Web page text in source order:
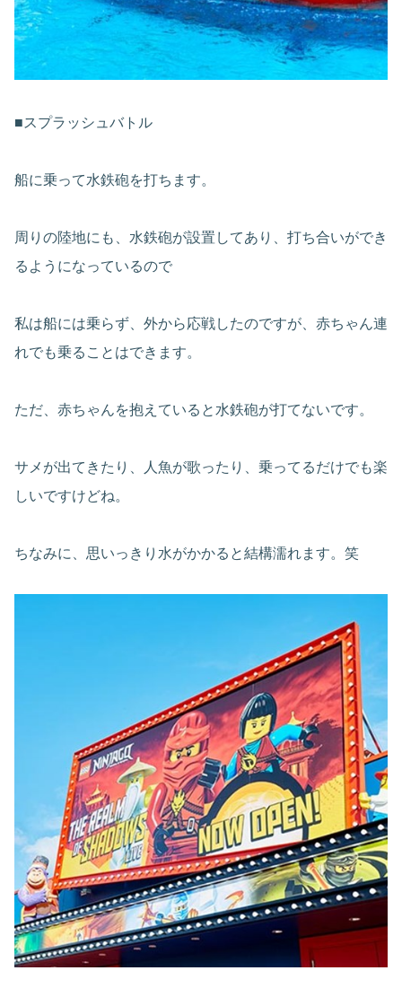
■スプラッシュバトル
船に乗って水鉄砲を打ちます。
周りの陸地にも、水鉄砲が設置してあり、打ち合いができ
るようになっているので
私は船には乗らず、外から応戦したのですが、赤ちゃん連
れでも乗ることはできます。
ただ、赤ちゃんを抱えていると水鉄砲が打てないです。
サメが出てきたり、人魚が歌ったり、乗ってるだけでも楽
しいですけどね。
ちなみに、思いっきり水がかかると結構濡れます。笑